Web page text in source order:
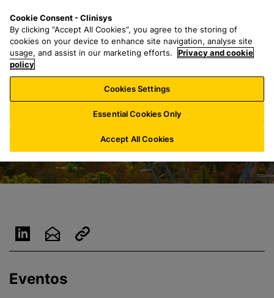
t
e
a
r
h
f
o
:
n
u
Eventos
Cookie Consent - Clinisys
By clicking “Accept All Cookies”, you agree to the storing of
cookies on your device to enhance site navigation, analyse site
usage, and assist in our marketing efforts.
Privacy and cookie
policy
Cookies Settings
Essential Cookies Only
Accept All Cookies